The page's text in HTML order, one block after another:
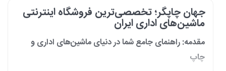
جهان چاپگر؛ تخصصی‌ترین فروشگاه اینترنتی
ماشین‌های اداری ایران
مقدمه: راهنمای جامع شما در دنیای ماشین‌های اداری و
چاپ